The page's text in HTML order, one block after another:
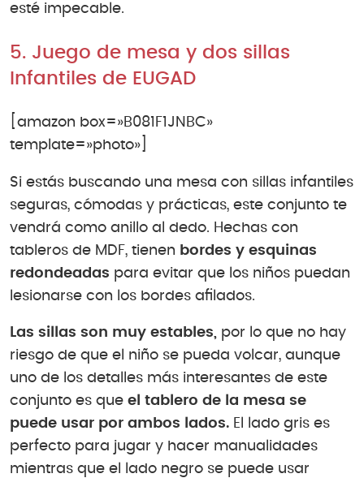
esté impecable.
5. Juego de mesa y dos sillas
Infantiles de EUGAD
[amazon box=»B081F1JNBC»
template=»photo»]
Si estás buscando una mesa con sillas infantiles
seguras, cómodas y prácticas, este conjunto te
vendrá como anillo al dedo. Hechas con
tableros de MDF, tienen bordes y esquinas
redondeadas para evitar que los niños puedan
lesionarse con los bordes afilados.
Las sillas son muy estables, por lo que no hay
riesgo de que el niño se pueda volcar, aunque
uno de los detalles más interesantes de este
conjunto es que el tablero de la mesa se
puede usar por ambos lados. El lado gris es
perfecto para jugar y hacer manualidades
mientras que el lado negro se puede usar